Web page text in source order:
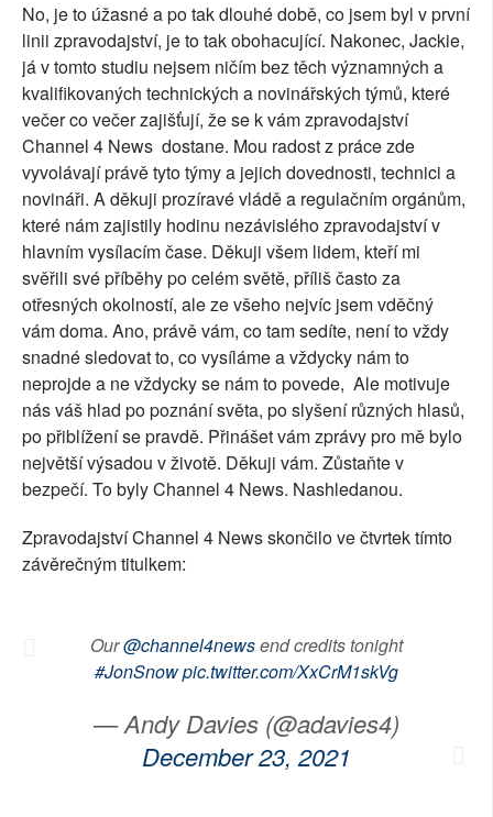
No, je to úžasné a po tak dlouhé době, co jsem byl v první
linii zpravodajství, je to tak obohacující. Nakonec, Jackie,
já v tomto studiu nejsem ničím bez těch významných a
kvalifikovaných technických a novinářských týmů, které
večer co večer zajišťují, že se k vám zpravodajství
Channel 4 News dostane. Mou radost z práce zde
vyvolávají právě tyto týmy a jejich dovednosti, technici a
novináři. A děkuji prozíravé vládě a regulačním orgánům,
které nám zajistily hodinu nezávislého zpravodajství v
hlavním vysílacím čase. Děkuji všem lidem, kteří mi
svěřili své příběhy po celém světě, příliš často za
otřesných okolností, ale ze všeho nejvíc jsem vděčný
vám doma. Ano, právě vám, co tam sedíte, není to vždy
snadné sledovat to, co vysíláme a vždycky nám to
neprojde a ne vždycky se nám to povede, Ale motivuje
nás váš hlad po poznání světa, po slyšení různých hlasů,
po přiblížení se pravdě. Přinášet vám zprávy pro mě bylo
největší výsadou v životě. Děkuji vám. Zůstaňte v
bezpečí. To byly Channel 4 News. Nashledanou.
Zpravodajství Channel 4 News skončilo ve čtvrtek tímto
závěrečným titulkem:
Our@channel4newsend credits tonight
#JonSnowpic.twitter.com/XxCrM1skVg
— Andy Davies (@adavies4)
December 23, 2021